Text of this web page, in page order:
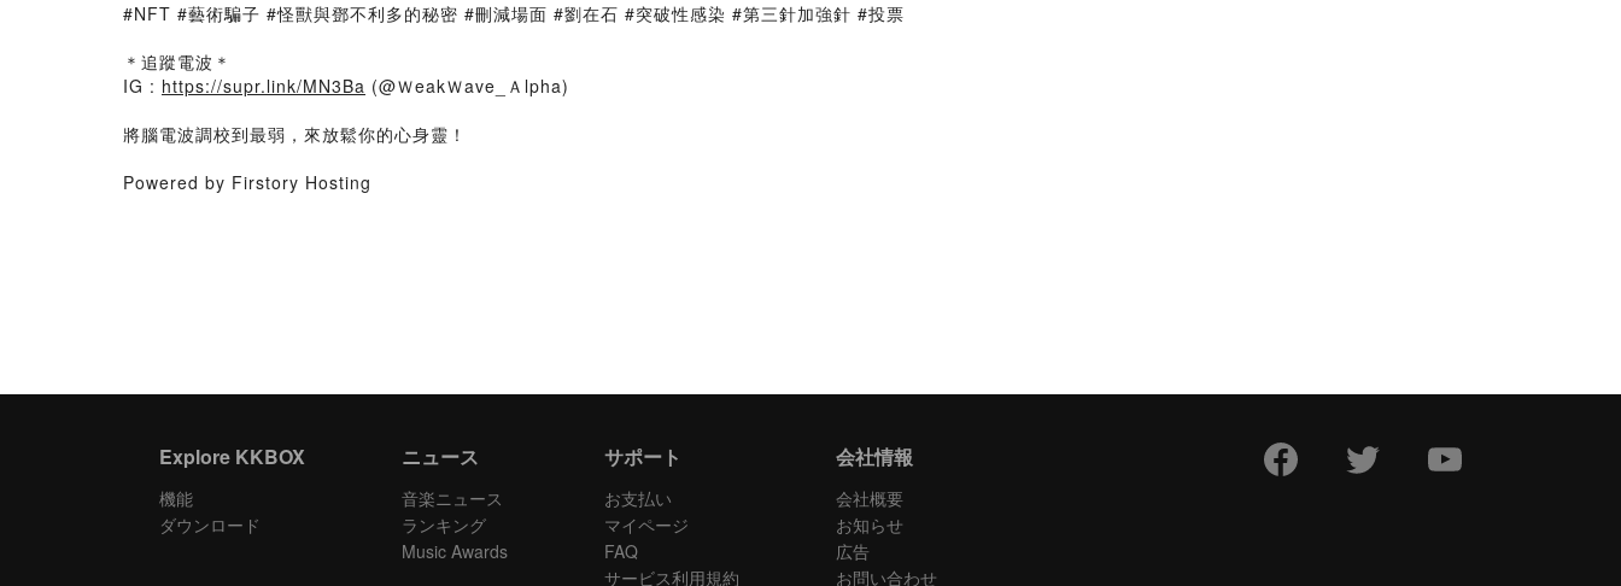
#NFT #藝術騙子 #怪獸與鄧不利多的秘密 #刪減場面 #劉在石 #突破性感染 #第三針加強針 #投票
＊追蹤電波＊
IG : https://supr.link/MN3Ba (@ＷeakＷave_Ａlpha)
將腦電波調校到最弱，來放鬆你的心身靈！
Powered by Firstory Hosting
Explore KKBOX
機能
ダウンロード
ニュース
音楽ニュース
ランキング
Music Awards
サポート
お支払い
マイページ
FAQ
サービス利用規約
会社情報
会社概要
お知らせ
広告
お問い合わせ